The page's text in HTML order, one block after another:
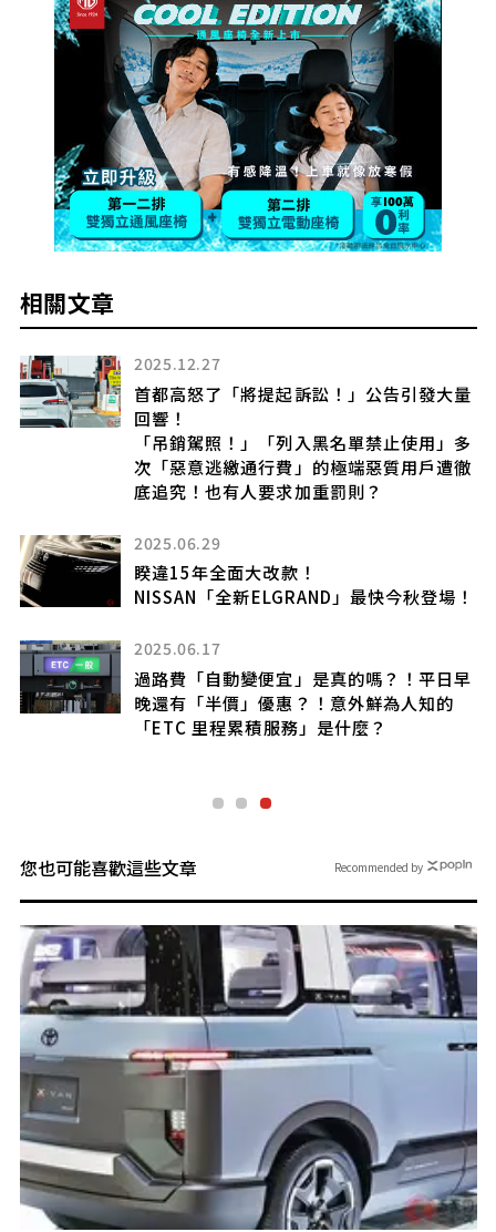
相關文章
2025.12.27
首都高怒了「將提起訴訟！」公告引發大量
回響！
「吊銷駕照！」「列入黑名單禁止使用」多
次「惡意逃繳通行費」的極端惡質用戶遭徹
底追究！也有人要求加重罰則？
2025.06.29
睽違15年全面大改款！
NISSAN「全新ELGRAND」最快今秋登場！
2025.06.17
過路費「自動變便宜」是真的嗎？！平日早
晚還有「半價」優惠？！意外鮮為人知的
「ETC 里程累積服務」是什麼？
您也可能喜歡這些文章 Recommended by